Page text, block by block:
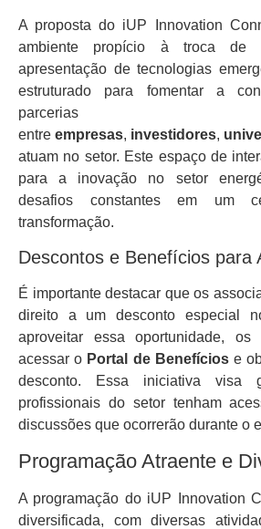
A proposta do iUP Innovation
ambiente propício à troca de
apresentação de tecnologias
estruturado para fomentar a
parcerias
entre empresas, investidores,
atuam no setor. Este espaço de
para a inovação no setor
desafios constantes em um
transformação.
Descontos e Benefícios para
É importante destacar que os
direito a um desconto especial
aproveitar essa oportunidade, os
acessar o Portal de Benefíciose
desconto. Essa iniciativa visa
profissionais do setor tenham
discussões que ocorrerão durante o
Programação Atraente e
A programação do iUP Innovation
diversificada, com diversas